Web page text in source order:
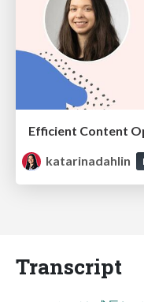
katarinadahlin
Transcript